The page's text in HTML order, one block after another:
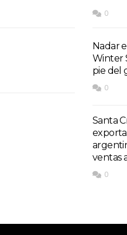
0
Nadar
Winter
pie del
0
Santa
ventas
0